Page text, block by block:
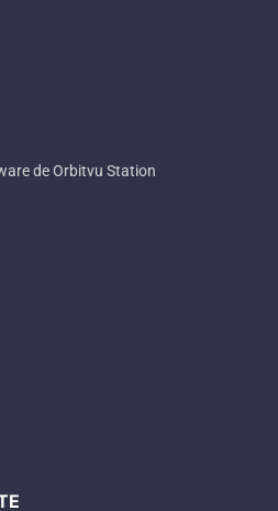
de Orbitvu Station